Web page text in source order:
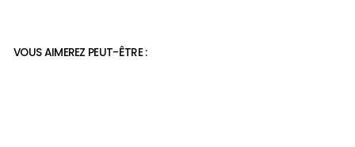
VOUS AIMEREZ PEUT-ÊTRE :